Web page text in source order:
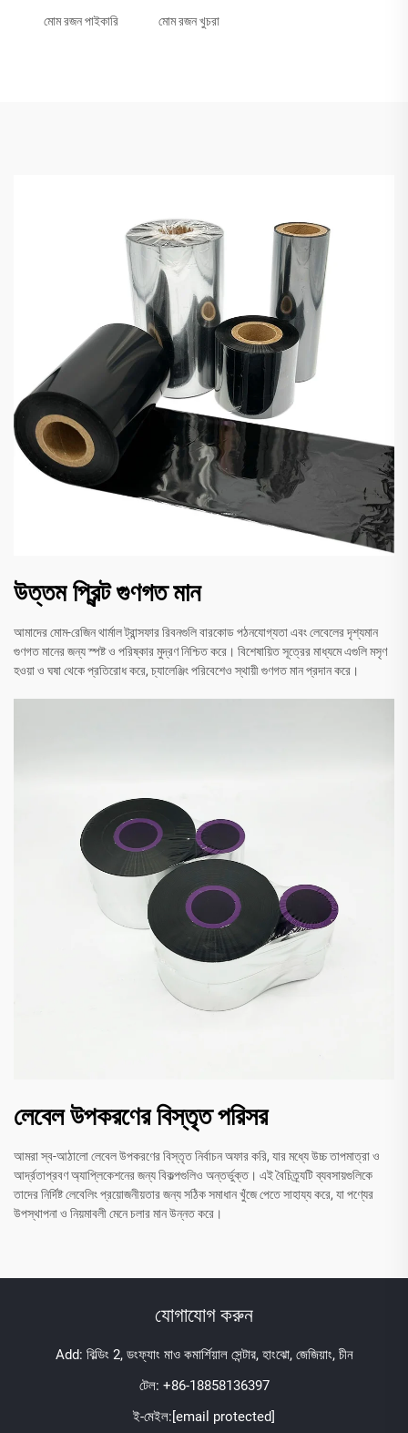
মোম রজন পাইকারি মোম রজন খুচরা
উত্তম প্রিন্ট গুণগত মান
আমাদের মোম-রেজিন থার্মাল ট্রান্সফার রিবনগুলি বারকোড পঠনযোগ্যতা এবং লেবেলের দৃশ্যমান
গুণগত মানের জন্য স্পষ্ট ও পরিষ্কার মুদ্রণ নিশ্চিত করে। বিশেষায়িত সূত্রের মাধ্যমে এগুলি মসৃণ
হওয়া ও ঘষা থেকে প্রতিরোধ করে, চ্যালেঞ্জিং পরিবেশেও স্থায়ী গুণগত মান প্রদান করে।
লেবেল উপকরণের বিস্তৃত পরিসর
আমরা স্ব-আঠালো লেবেল উপকরণের বিস্তৃত নির্বাচন অফার করি, যার মধ্যে উচ্চ তাপমাত্রা ও
আর্দ্রতাপ্রবণ অ্যাপ্লিকেশনের জন্য বিকল্পগুলিও অন্তর্ভুক্ত। এই বৈচিত্র্যটি ব্যবসায়গুলিকে
তাদের নির্দিষ্ট লেবেলিং প্রয়োজনীয়তার জন্য সঠিক সমাধান খুঁজে পেতে সাহায্য করে, যা পণ্যের
উপস্থাপনা ও নিয়মাবলী মেনে চলার মান উন্নত করে।
যোগাযোগ করুন
Add: বিল্ডিং 2, ডংফ্যাং মাও কমার্শিয়াল সেন্টার, হাংঝো, জেজিয়াং, চীন
টেল: +86-18858136397
ই-মেইল:[email protected]